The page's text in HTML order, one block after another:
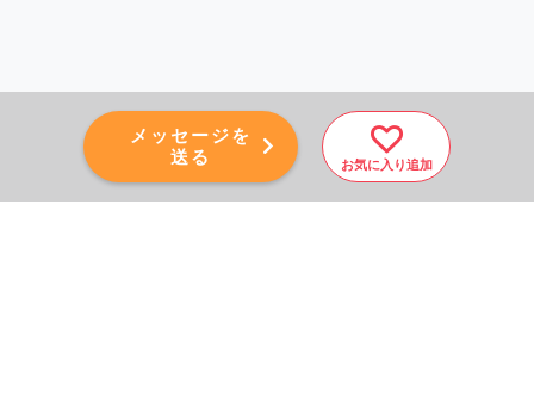
メッセージを
送る
お気に入り追加